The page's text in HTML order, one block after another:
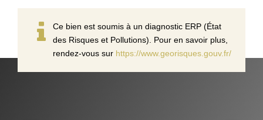
Ce bien est soumis à un diagnostic ERP (État
des Risques et Pollutions). Pour en savoir plus,
rendez-vous sur https://www.georisques.gouv.fr/